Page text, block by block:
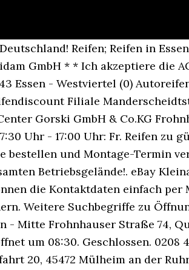
Reifen; Reifen in
GmbH * * Ich akzeptiere die
Essen - Westviertel (0)
Filiale
Gorski GmbH & Co.KG
Uhr - 17:00 Uhr: Fr. Reifen zu
und Montage-Termin
Betriebsgelände!. eBay
die Kontaktdaten einfach per
Weitere Suchbegriffe zu
- Mitte Frohnhauser Straße 74,
um 08:30. Geschlossen. 0208
20, 45472 Mülheim an der